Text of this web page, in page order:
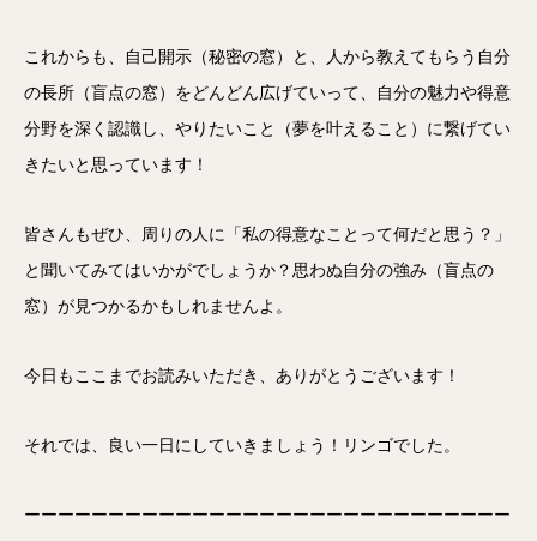
これからも、自己開示（秘密の窓）と、人から教えてもらう自分
の長所（盲点の窓）をどんどん広げていって、自分の魅力や得意
分野を深く認識し、やりたいこと（夢を叶えること）に繋げてい
きたいと思っています！
皆さんもぜひ、周りの人に「私の得意なことって何だと思う？」
と聞いてみてはいかがでしょうか？思わぬ自分の強み（盲点の
窓）が見つかるかもしれませんよ。
今日もここまでお読みいただき、ありがとうございます！
それでは、良い一日にしていきましょう！リンゴでした。
ーーーーーーーーーーーーーーーーーーーーーーーーーーーーー